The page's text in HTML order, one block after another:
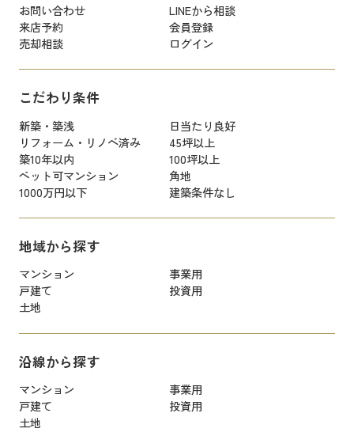
お問い合わせ
LINEから相談
来店予約
会員登録
売却相談
ログイン
こだわり条件
新築・築浅
日当たり良好
リフォーム・リノベ済み
45坪以上
築10年以内
100坪以上
ペット可マンション
角地
1000万円以下
建築条件なし
地域から探す
マンション
事業用
戸建て
投資用
土地
沿線から探す
マンション
事業用
戸建て
投資用
土地